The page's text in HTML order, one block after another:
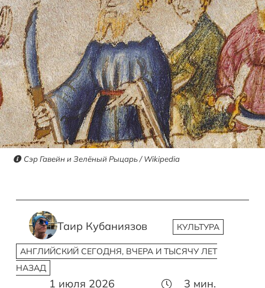
Сэр Гавейн и Зелёный Рыцарь / Wikipedia
Таир Кубаниязов КУЛЬТУРА
АНГЛИЙСКИЙ СЕГОДНЯ, ВЧЕРА И ТЫСЯЧУ ЛЕТ
НАЗАД
1 июля 2026 3 мин.